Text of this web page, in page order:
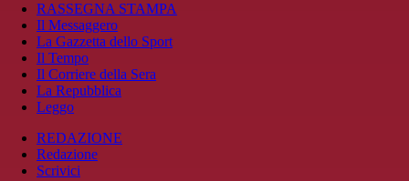
RASSEGNA STAMPA
Il Messaggero
La Gazzetta dello Sport
Il Tempo
Il Corriere della Sera
La Repubblica
Leggo
REDAZIONE
Redazione
Scrivici